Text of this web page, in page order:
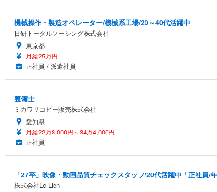
機械操作・製造オペレーター/機械系工場/20～40代活躍中
日研トータルソーシング株式会社
東京都
月給25万円
正社員 / 派遣社員
整備士
ミカワリコピー販売株式会社
愛知県
月給22万8,000円～34万4,000円
正社員
「27卒」映像・動画品質チェックスタッフ/20代活躍中「正社員
株式会社Le Lien